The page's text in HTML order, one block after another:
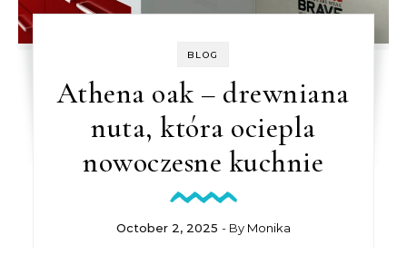
BLOG
Athena oak – drewniana
nuta, która ociepla
nowoczesne kuchnie
October 2, 2025 - By Monika